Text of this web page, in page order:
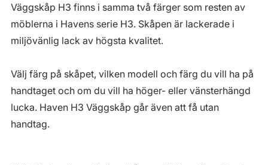
Väggskåp H3 finns i samma två färger som resten av
möblerna i Havens serie H3. Skåpen är lackerade i
miljövänlig lack av högsta kvalitet.
Välj färg på skåpet, vilken modell och färg du vill ha på
handtaget och om du vill ha höger- eller vänsterhängd
lucka. Haven H3 Väggskåp går även att få utan
handtag.